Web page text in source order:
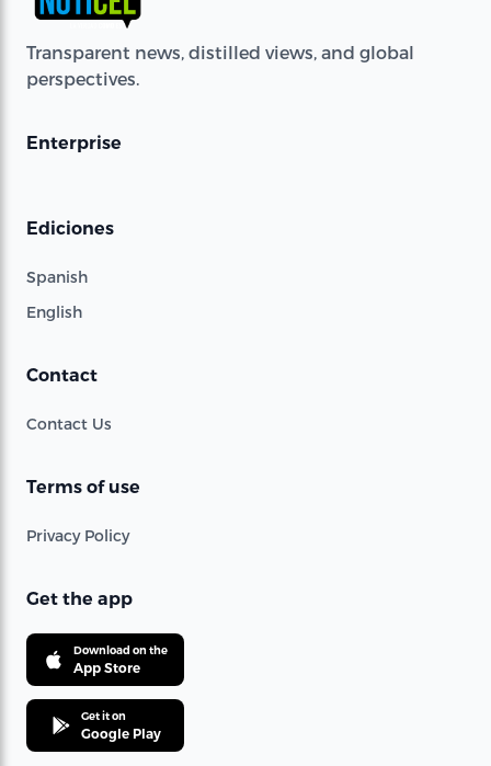
Transparent news, distilled views, and global
perspectives.
Enterprise
Ediciones
Spanish
English
Contact
Contact Us
Terms of use
Privacy Policy
Get the app
Download on the
App Store
Get it on
Google Play